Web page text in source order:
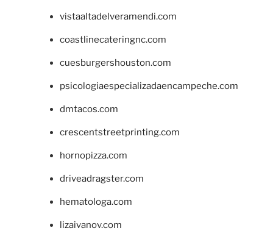
vistaaltadelveramendi.com
coastlinecateringnc.com
cuesburgershouston.com
psicologiaespecializadaencampeche.com
dmtacos.com
crescentstreetprinting.com
hornopizza.com
driveadragster.com
hematologa.com
lizaivanov.com